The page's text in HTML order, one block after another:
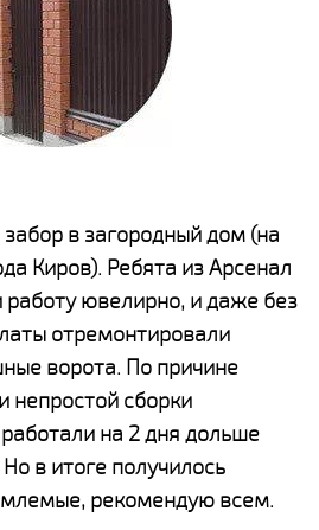
в загородный дом (на
Киров). Ребята из Арсенал
ювелирно, и даже без
отремонтировали
ворота. По причине
непростой сборки
на 2 дня дольше
в итоге получилось
рекомендую всем.